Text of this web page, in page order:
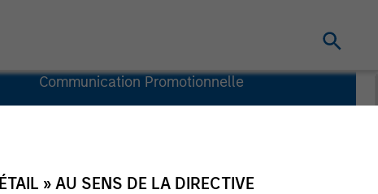
» AU SENS DE LA DIRECTIVE
Communication Promotionnelle